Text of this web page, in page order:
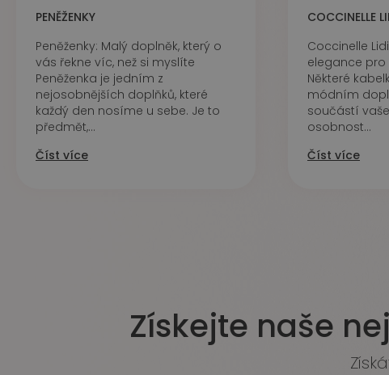
PENĚŽENKY
Peněženky: Malý doplněk, který o
vás řekne víc, než si myslíte
Peněženka je jedním z
nejosobnějších doplňků, které
každý den nosíme u sebe. Je to
předmět,...
Číst více
COCCINELLE
Coccinelle
elegance
Některé
módním
součástí
osobnost...
Číst více
Získejte naše